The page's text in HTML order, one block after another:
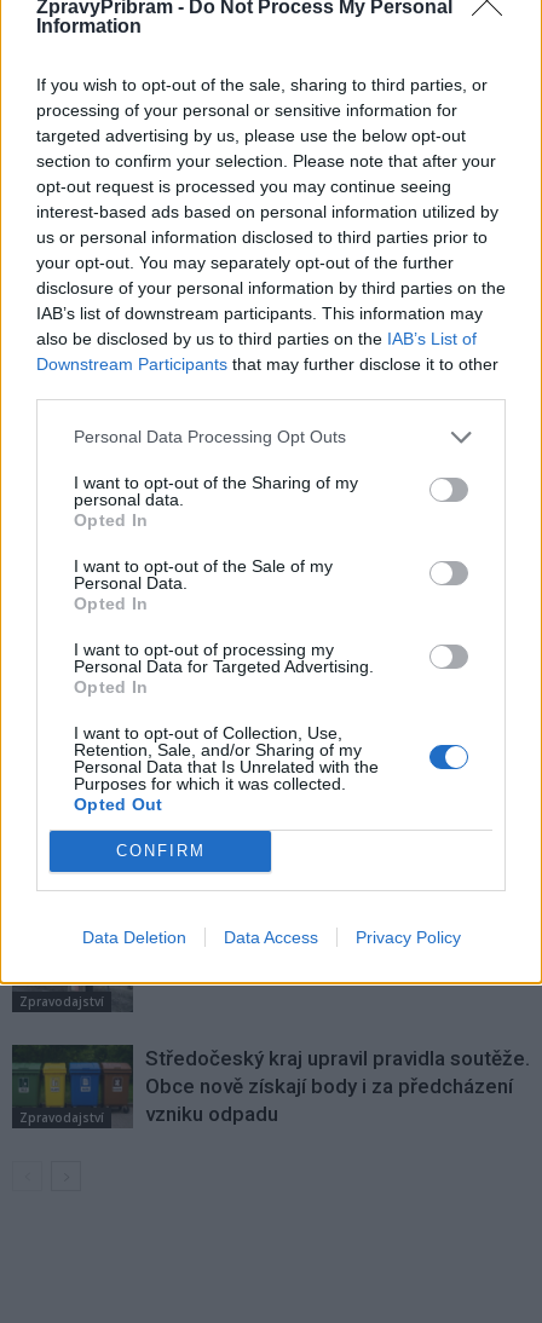
ZpravyPribram - Do Not Process My Personal
Information
If you wish to opt-out of the sale, sharing to third parties, or
processing of your personal or sensitive information for
targeted advertising by us, please use the below opt-out
section to confirm your selection. Please note that after your
opt-out request is processed you may continue seeing
interest-based ads based on personal information utilized by
us or personal information disclosed to third parties prior to
your opt-out. You may separately opt-out of the further
disclosure of your personal information by third parties on the
IAB’s list of downstream participants. This information may
also be disclosed by us to third parties on the IAB’s List of
Downstream Participants that may further disclose it to other
Personal Data Processing Opt Outs
I want to opt-out of the Sharing of my
personal data.
Opted In
I want to opt-out of the Sale of my
Personal Data.
Opted In
I want to opt-out of processing my
Personal Data for Targeted Advertising.
Opted In
I want to opt-out of Collection, Use,
Retention, Sale, and/or Sharing of my
Personal Data that Is Unrelated with the
Purposes for which it was collected.
Opted Out
CONFIRM
Data Deletion Data Access Privacy Policy
Komentáře
TAGY automobilismus finance Petr Šefr
podpora
Rally Příbram
sport zastupitelstvo závod
Předchozí článek
Fotookénko do minulosti:
Z náměstí směrem na Ryneček
byla raketa Vostok
Následující článek
Hana Ročňáková
SOUVISEJÍCÍ ČLÁNKY
VÍCE OD AUTORA
Většina koupališť na Příbramsku nabízí
výborné podmínky. Horší voda je jen na
Zpravodajství
Příbram modernizuje parkovací automaty.
Zpravodajství
Středočeský kraj upravil pravidla soutěže.
Obce nově získají body i za předcházení
vzniku odpadu